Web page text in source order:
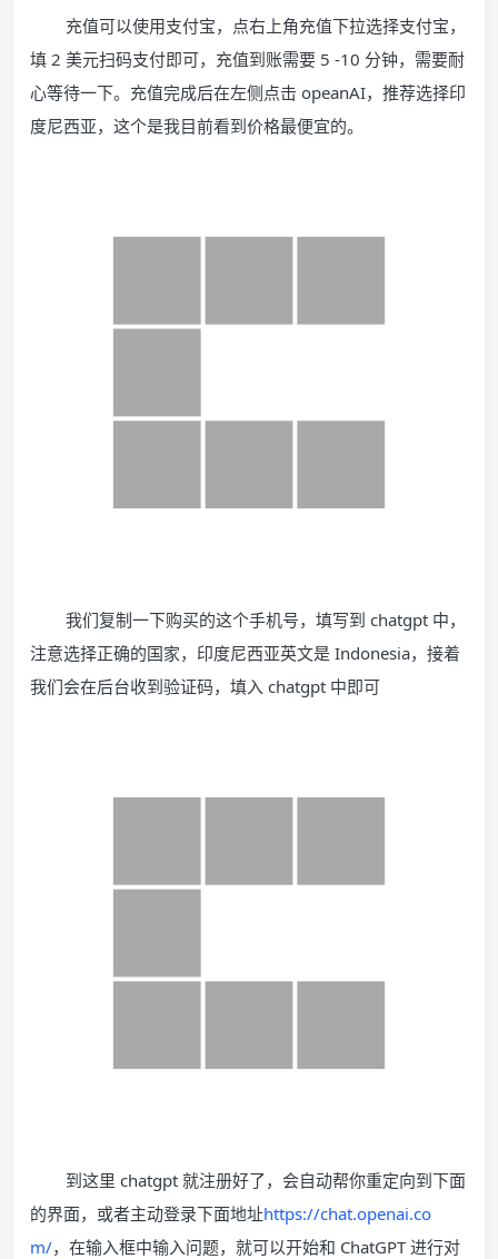
充值可以使用支付宝，点右上角充值下拉选择支付宝，
填 2 美元扫码支付即可，充值到账需要 5 -10 分钟，需要耐
心等待一下。充值完成后在左侧点击 opeanAI，推荐选择印
度尼西亚，这个是我目前看到价格最便宜的。
我们复制一下购买的这个手机号，填写到 chatgpt 中，
注意选择正确的国家，印度尼西亚英文是 Indonesia，接着
我们会在后台收到验证码，填入 chatgpt 中即可
到这里 chatgpt 就注册好了，会自动帮你重定向到下面
的界面，或者主动登录下面地址https://chat.openai.co
m/，在输入框中输入问题，就可以开始和 ChatGPT 进行对